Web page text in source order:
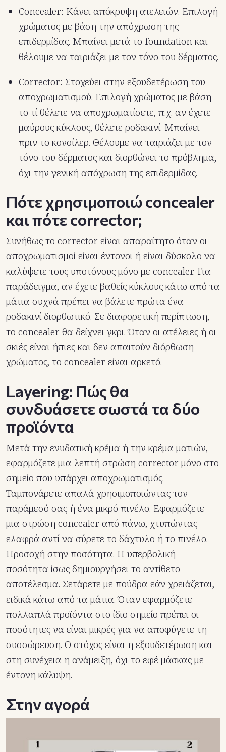
Concealer: Κάνει απόκρυψη ατελειών. Επιλογή
χρώματος με βάση την απόχρωση της
επιδερμίδας. Μπαίνει μετά το foundation και
θέλουμε να ταιριάζει με τον τόνο του δέρματος.
Corrector: Στοχεύει στην εξουδετέρωση του
αποχρωματισμού. Επιλογή χρώματος με βάση
το τί θέλετε να αποχρωματίσετε, π.χ. αν έχετε
μαύρους κύκλους, θέλετε ροδακινί. Μπαίνει
πριν το κονσίλερ. Θέλουμε να ταιριάζει με τον
τόνο του δέρματος και διορθώνει το πρόβλημα,
όχι την γενική απόχρωση της επιδερμίδας.
Πότε χρησιμοποιώ concealer
και πότε corrector;
Συνήθως το corrector είναι απαραίτητο όταν οι
αποχρωματισμοί είναι έντονοι ή είναι δύσκολο να
καλύψετε τους υποτόνους μόνο με concealer. Για
παράδειγμα, αν έχετε βαθείς κύκλους κάτω από τα
μάτια συχνά πρέπει να βάλετε πρώτα ένα
ροδακινί διορθωτικό. Σε διαφορετική περίπτωση,
το concealer θα δείχνει γκρι. Όταν οι ατέλειες ή οι
σκιές είναι ήπιες και δεν απαιτούν διόρθωση
χρώματος, το concealer είναι αρκετό.
Layering: Πώς θα
συνδυάσετε σωστά τα δύο
προϊόντα
Μετά την ενυδατική κρέμα ή την κρέμα ματιών,
εφαρμόζετε μια λεπτή στρώση corrector μόνο στο
σημείο που υπάρχει αποχρωματισμός.
Ταμπονάρετε απαλά χρησιμοποιώντας τον
παράμεσό σας ή ένα μικρό πινέλο. Εφαρμόζετε
μια στρώση concealer από πάνω, χτυπώντας
ελαφρά αντί να σύρετε το δάχτυλο ή το πινέλο.
Προσοχή στην ποσότητα. Η υπερβολική
ποσότητα ίσως δημιουργήσει το αντίθετο
αποτέλεσμα. Σετάρετε με πούδρα εάν χρειάζεται,
ειδικά κάτω από τα μάτια. Όταν εφαρμόζετε
πολλαπλά προϊόντα στο ίδιο σημείο πρέπει οι
ποσότητες να είναι μικρές για να αποφύγετε τη
συσσώρευση. Ο στόχος είναι η εξουδετέρωση και
στη συνέχεια η ανάμειξη, όχι το εφέ μάσκας με
έντονη κάλυψη.
Στην αγορά